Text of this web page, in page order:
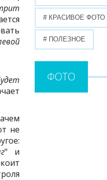
не
" и
# КРАСИВОЕ ФОТО
# ПОЛЕЗНОЕ
ФОТО